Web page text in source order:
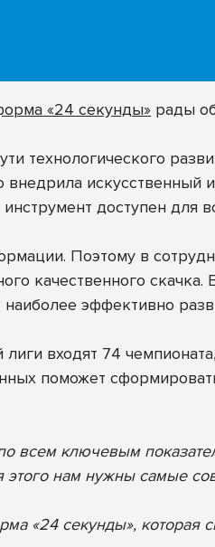
«24 секунды» рады
технологического
искусственный
доступен для
Поэтому в
качественного скачка.
эффективно
входят 74
поможет
всем ключевым
этого нам нужны самые
«24 секунды», которая